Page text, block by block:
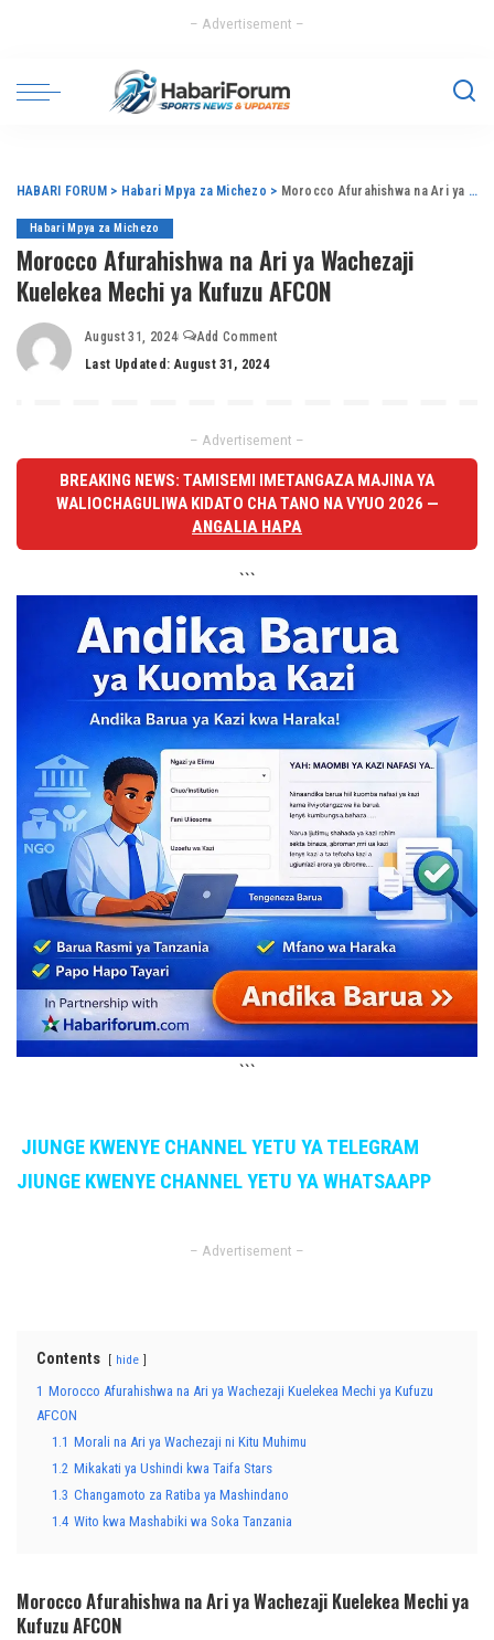
– Advertisement –
HABARI FORUM > Habari Mpya za Michezo > Morocco Afurahishwa na Ari ya Wachezaji Kuelekea Mechi ya Kufuzu AFCON
Habari Mpya za Michezo
Morocco Afurahishwa na Ari ya Wachezaji
Kuelekea Mechi ya Kufuzu AFCON
August 31, 2024
Add Comment
Last Updated: August 31, 2024
– Advertisement –
BREAKING NEWS: TAMISEMI IMETANGAZA MAJINA YA
WALIOCHAGULIWA KIDATO CHA TANO NA VYUO 2026 —
ANGALIA HAPA
```
```
JIUNGE KWENYE CHANNEL YETU YA TELEGRAM
JIUNGE KWENYE CHANNEL YETU YA WHATSAAPP
– Advertisement –
Contents hide
1 Morocco Afurahishwa na Ari ya Wachezaji Kuelekea Mechi ya Kufuzu
AFCON
1.1 Morali na Ari ya Wachezaji ni Kitu Muhimu
1.2 Mikakati ya Ushindi kwa Taifa Stars
1.3 Changamoto za Ratiba ya Mashindano
1.4 Wito kwa Mashabiki wa Soka Tanzania
Morocco Afurahishwa na Ari ya Wachezaji Kuelekea Mechi ya
Kufuzu AFCON